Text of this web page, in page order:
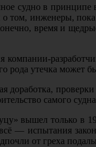
судно в
инженеры,
время и
рода утечка может
доработка,
самого
вышел только в
— испытания
от греха